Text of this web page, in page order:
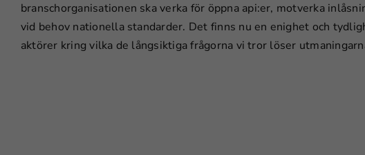
branschorganisationen ska verka för öppna api:er, motverka
vid behov nationella standarder. Det finns nu en enighet och
aktörer kring vilka de långsiktiga frågorna vi tror löser